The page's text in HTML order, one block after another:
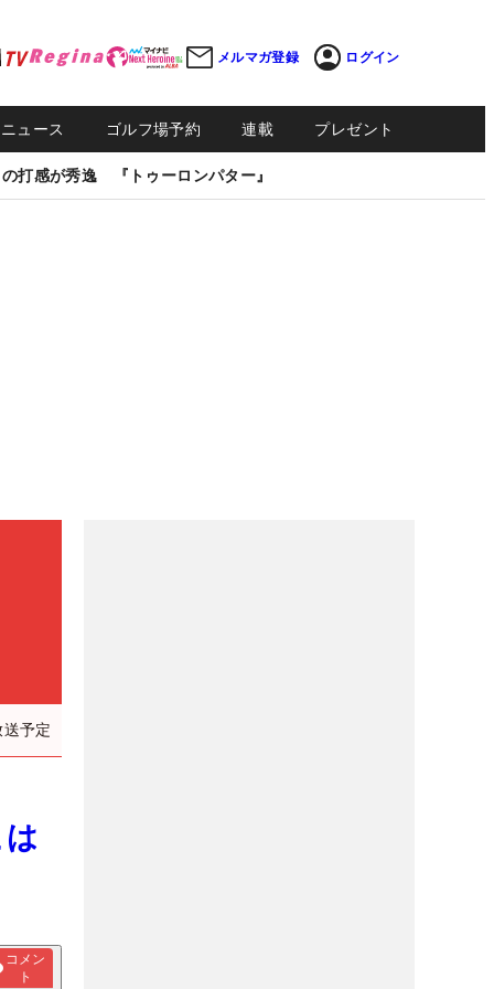
メルマガ登録 ログイン
ュース ゴルフ場予約 連載 プレゼント
打感が秀逸 『トゥーロンパター』
予定
コメン
ト